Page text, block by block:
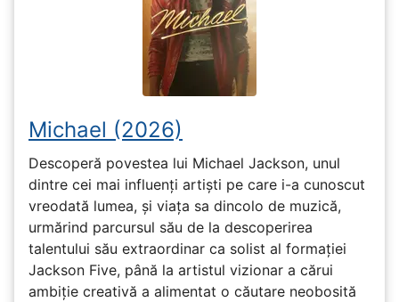
Michael (2026)
Descoperă povestea lui Michael Jackson, unul
dintre cei mai influenți artiști pe care i-a cunoscut
vreodată lumea, și viața sa dincolo de muzică,
urmărind parcursul său de la descoperirea
talentului său extraordinar ca solist al formației
Jackson Five, până la artistul vizionar a cărui
ambiție creativă a alimentat o căutare neobosită